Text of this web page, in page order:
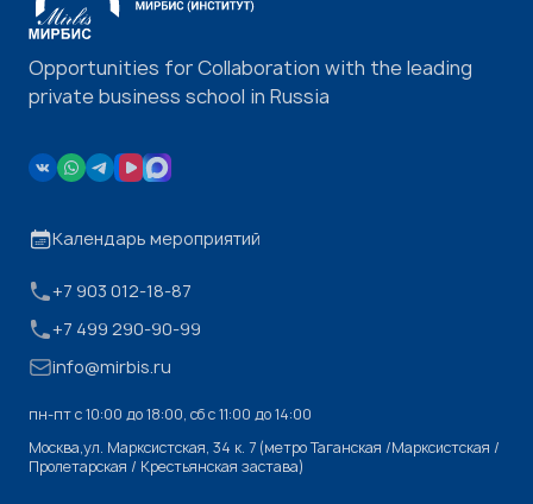
Opportunities for Collaboration with the leading
private business school in Russia
Календарь мероприятий
+7 903 012-18-87
+7 499 290-90-99
info@mirbis.ru
пн-пт с 10:00 до 18:00, cб с 11:00 до 14:00
Москва,ул. Марксистская, 34 к. 7 (метро Таганская /Марксистская /
Пролетарская / Крестьянская застава)